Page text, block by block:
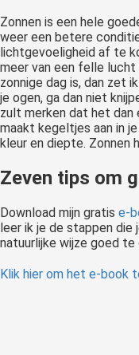
Zonnen is een hele
weer een betere
lichtgevoeligheid af te
meer van een felle
zonnige dag is, dan zet
je ogen, ga dan niet
zult merken dat het
maakt kegeltjes aan in
kleur en diepte. Zonnen
Zeven tips om
Download mijn gratis e-
leer ik je de stappen
natuurlijke wijze goed te
Klik hier om het e-book